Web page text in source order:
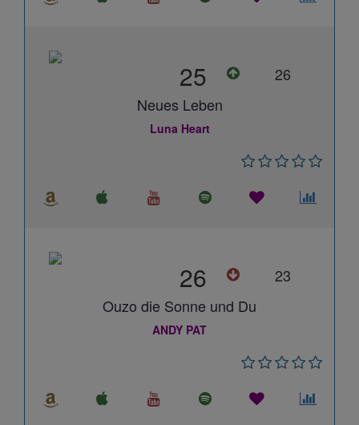
25
26
Neues Leben
Luna Heart
26
23
Ouzo die Sonne und Du
ANDY PAT